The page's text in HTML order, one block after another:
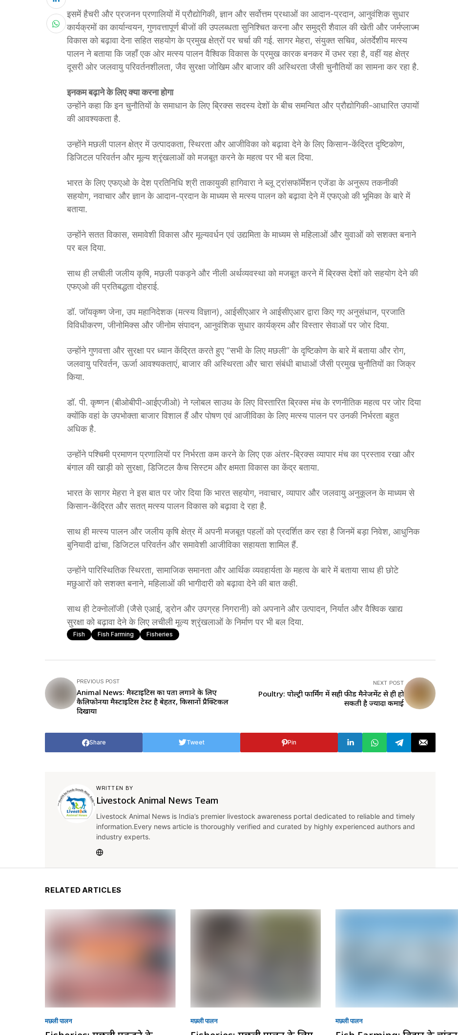
इसमें हैचरी और प्रजनन प्रणालियों में प्रौद्योगिकी, ज्ञान और सर्वोत्तम प्रथाओं का आदान-प्रदान, आनुवंशिक सुधार
कार्यक्रमों का कार्यान्वयन, गुणवत्तापूर्ण बीजों की उपलब्धता सुनिश्चित करना और समुद्री शैवाल की खेती और जर्मप्लाज्म
विकास को बढ़ावा देना सहित सहयोग के प्रमुख क्षेत्रों पर चर्चा की गई. सागर मेहरा, संयुक्त सचिव, अंतर्देशीय मत्स्य
पालन ने बताया कि जहाँ एक ओर मत्स्य पालन वैश्विक विकास के प्रमुख कारक बनकर में उभर रहा है, वहीं यह क्षेत्र
दूसरी ओर जलवायु परिवर्तनशीलता, जैव सुरक्षा जोखिम और बाजार की अस्थिरता जैसी चुनौतियों का सामना कर रहा है.
इनकम बढ़ाने के लिए क्या करना होगा
उन्होंने कहा कि इन चुनौतियों के समाधान के लिए ब्रिक्स सदस्य देशों के बीच समन्वित और प्रौद्योगिकी-आधारित उपायों
की आवश्यकता है.
उन्होंने मछली पालन क्षेत्र में उत्पादकता, स्थिरता और आजीविका को बढ़ावा देने के लिए किसान-केंद्रित दृष्टिकोण,
डिजिटल परिवर्तन और मूल्य श्रृंखलाओं को मजबूत करने के महत्व पर भी बल दिया.
भारत के लिए एफएओ के देश प्रतिनिधि श्री ताकायुकी हागिवारा ने ब्लू ट्रांसफॉर्मेशन एजेंडा के अनुरूप तकनीकी
सहयोग, नवाचार और ज्ञान के आदान-प्रदान के माध्यम से मत्स्य पालन को बढ़ावा देने में एफएओ की भूमिका के बारे में
बताया.
उन्होंने सतत विकास, समावेशी विकास और मूल्यवर्धन एवं उद्यमिता के माध्यम से महिलाओं और युवाओं को सशक्त बनाने
पर बल दिया.
साथ ही लचीली जलीय कृषि, मछली पकड़ने और नीली अर्थव्यवस्था को मजबूत करने में ब्रिक्स देशों को सहयोग देने की
एफएओ की प्रतिबद्धता दोहराई.
डॉ. जॉयकृष्ण जेना, उप महानिदेशक (मत्स्य विज्ञान), आईसीएआर ने आईसीएआर द्वारा किए गए अनुसंधान, प्रजाति
विविधीकरण, जीनोमिक्स और जीनोम संपादन, आनुवंशिक सुधार कार्यक्रम और विस्तार सेवाओं पर जोर दिया.
उन्होंने गुणवत्ता और सुरक्षा पर ध्यान केंद्रित करते हुए “सभी के लिए मछली” के दृष्टिकोण के बारे में बताया और रोग,
जलवायु परिवर्तन, ऊर्जा आवश्यकताएं, बाजार की अस्थिरता और चारा संबंधी बाधाओं जैसी प्रमुख चुनौतियों का जिक्र
किया.
डॉ. पी. कृष्णन (बीओबीपी-आईएजीओ) ने ग्लोबल साउथ के लिए विस्तारित ब्रिक्स मंच के रणनीतिक महत्व पर जोर दिया
क्योंकि वहां के उपभोक्ता बाजार विशाल हैं और पोषण एवं आजीविका के लिए मत्स्य पालन पर उनकी निर्भरता बहुत
अधिक है.
उन्होंने पश्चिमी प्रमाणन प्रणालियों पर निर्भरता कम करने के लिए एक अंतर-ब्रिक्स व्यापार मंच का प्रस्ताव रखा और
बंगाल की खाड़ी को सुरक्षा, डिजिटल कैच सिस्टम और क्षमता विकास का केंद्र बताया.
भारत के सागर मेहरा ने इस बात पर जोर दिया कि भारत सहयोग, नवाचार, व्यापार और जलवायु अनुकूलन के माध्यम से
किसान-केंद्रित और सतत् मत्स्य पालन विकास को बढ़ावा दे रहा है.
साथ ही मत्स्य पालन और जलीय कृषि क्षेत्र में अपनी मजबूत पहलों को प्रदर्शित कर रहा है जिनमें बड़ा निवेश, आधुनिक
बुनियादी ढांचा, डिजिटल परिवर्तन और समावेशी आजीविका सहायता शामिल हैं.
उन्होंने पारिस्थितिक स्थिरता, सामाजिक समानता और आर्थिक व्यवहार्यता के महत्व के बारे में बताया साथ ही छोटे
मछुआरों को सशक्त बनाने, महिलाओं की भागीदारी को बढ़ावा देने की बात कही.
साथ ही टेक्नोलॉजी (जैसे एआई, ड्रोन और उपग्रह निगरानी) को अपनाने और उत्पादन, निर्यात और वैश्विक खाद्य
सुरक्षा को बढ़ावा देने के लिए लचीली मूल्य श्रृंखलाओं के निर्माण पर भी बल दिया.
Fish Fish Farming Fisheries
PREVIOUS POST
Animal News: मैस्टाइटिस का पता लगाने के लिए
कैलिफोर्निया मैस्टाइटिस टेस्ट है बेहतर, किसानों प्रैक्टिकल
दिखाया
NEXT POST
Poultry: पोल्ट्री फार्मिंग में सही फीड मैनेजमेंट से ही हो
सकती है ज्यादा कमाई
Share Tweet Pin
WRITTEN BY
Livestock Animal News Team
Livestock Animal News is India’s premier livestock awareness portal dedicated to reliable and timely
information.Every news article is thoroughly verified and curated by highly experienced authors and
industry experts.
RELATED ARTICLES
मछली पालन मछली पालन मछली पालन